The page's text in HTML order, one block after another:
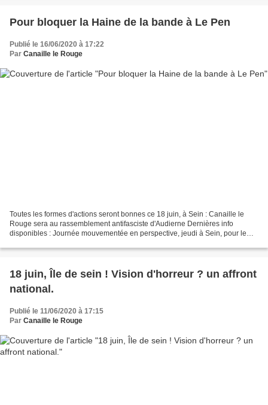
Pour bloquer la Haine de la bande à Le Pen
Publié le 16/06/2020 à 17:22
Par Canaille le Rouge
Toutes les formes d'actions seront bonnes ce 18 juin, à Sein : Canaille le
Rouge sera au rassemblement antifasciste d'Audierne Dernières info
disponibles : Journée mouvementée en perspective, jeudi à Sein, pour le
18 juin, Île de sein ! Vision d'horreur ? un affront
national.
Publié le 11/06/2020 à 17:15
Par Canaille le Rouge